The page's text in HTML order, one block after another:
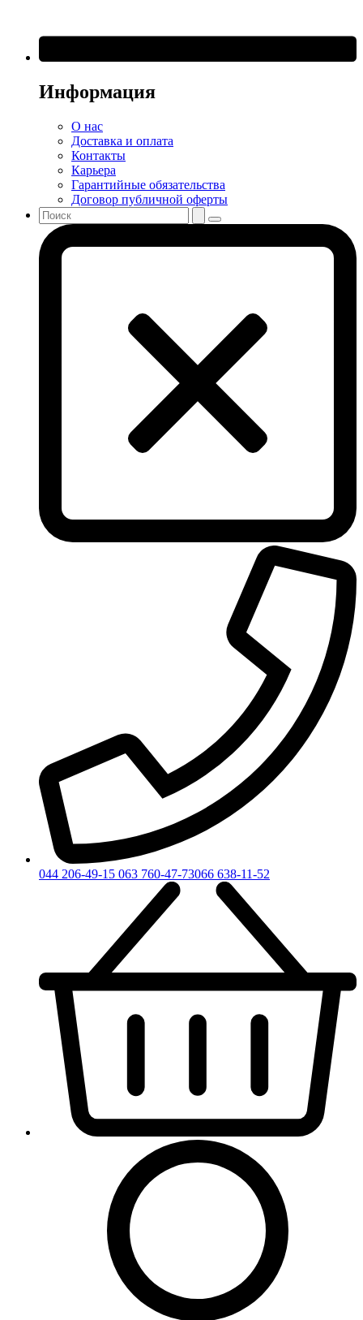
Информация
О нас
Доставка и оплата
Контакты
Карьера
Гарантийные обязательства
Договор публичной оферты
044 206-49-15 063 760-47-73066 638-11-52